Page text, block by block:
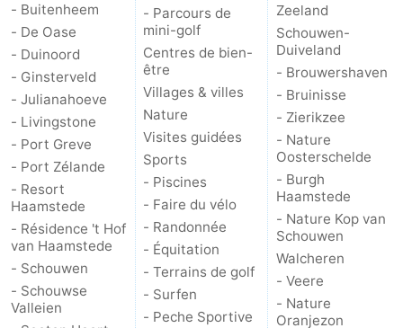
Village
Zeeuwse
Kust
Zonnedorp
’t
Hof
van
Haamstede
Hôtels
Last
minutes
Plages
Voir
et
faire
Lieux
d'intérêt
-
- Buitenheem
- De Oase
- Duinoord
- Ginsterveld
- Julianahoeve
- Livingstone
- Port Greve
- Port Zélande
- Resort
Haamstede
- Résidence 't Hof
van Haamstede
- Schouwen
- Schouwse
Valleien
- Parcours de
mini-golf
Centres de bien-
être
Villages & villes
Nature
Visites guidées
Sports
- Piscines
- Faire du vélo
- Randonnée
- Équitation
- Terrains de golf
- Surfen
- Peche Sportive
Zeeland
Schouwen-
Duiveland
- Brouwershaven
- Bruinisse
- Zierikzee
- Nature
Oosterschelde
- Burgh
Haamstede
- Nature Kop van
Schouwen
Walcheren
- Veere
- Nature
Oranjezon